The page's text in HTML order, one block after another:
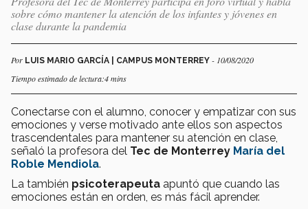
sobre cómo mantener la atención de los infantes y jóvenes en
clase durante la pandemia
Por LUIS MARIO GARCÍA | CAMPUS MONTERREY - 10/08/2020
Tiempo estimado de lectura:4 mins
Conectarse con el alumno, conocer y empatizar con sus
emociones y verse motivado ante ellos son aspectos
trascendentales para mantener su atención en clase,
señaló la profesora del Tec de Monterrey María del
Roble Mendiola.
La también psicoterapeuta apuntó que cuando las
emociones están en orden, es más fácil aprender.